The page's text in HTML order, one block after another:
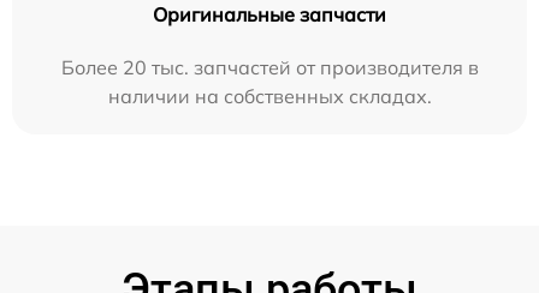
Оригинальные запчасти
Более 20 тыс. запчастей от производителя в
наличии на собственных складах.